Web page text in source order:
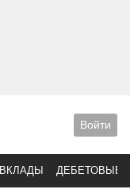
Войти
ВКЛАДЫ ДЕБЕТОВЫЕ